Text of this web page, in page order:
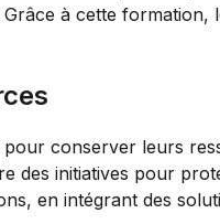
à cette
conserver leurs
des initiatives pour
en intégrant des